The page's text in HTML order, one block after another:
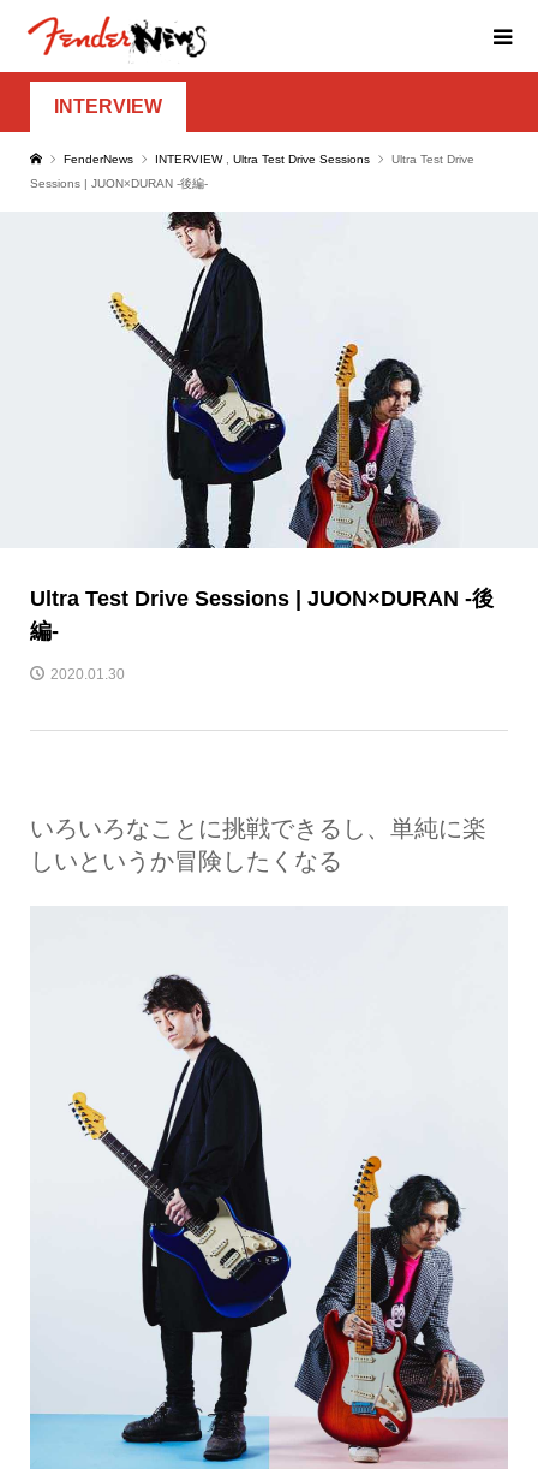
INTERVIEW
FenderNews INTERVIEW Ultra Test Drive Sessions
Ultra Test Drive
Sessions | JUON×DURAN -後編-
Ultra Test Drive Sessions | JUON×DURAN -後
編-
2020.01.30
いろいろなことに挑戦できるし、単純に楽
しいというか冒険したくなる